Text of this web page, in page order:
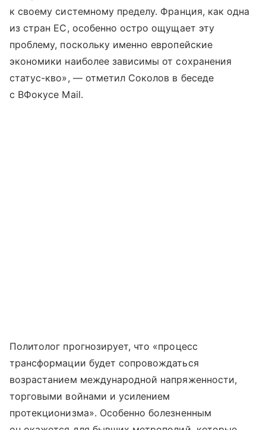
к своему системному пределу. Франция, как одна
из стран ЕС, особенно остро ощущает эту
проблему, поскольку именно европейские
экономики наиболее зависимы от сохранения
статус-кво», — отметил Соколов в беседе
с ВФокусе Mail.
Политолог прогнозирует, что «процесс
трансформации будет сопровождаться
возрастанием международной напряженности,
торговыми войнами и усилением
протекционизма». Особенно болезненным